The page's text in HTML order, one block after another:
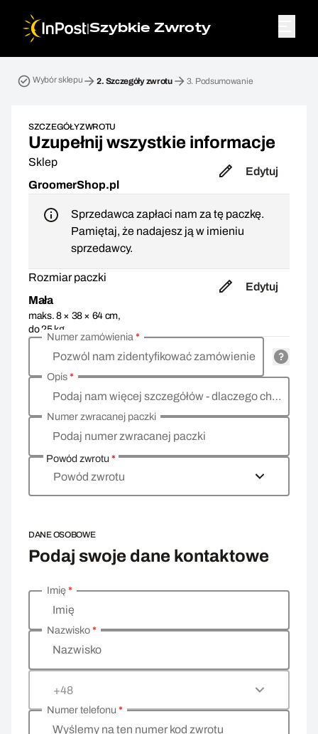
|Szybkie Zwroty
Wybór sklepu 2. Szczegóły zwrotu 3. Podsumowanie
SZCZEGÓŁY ZWROTU
Uzupełnij wszystkie informacje
Sklep
GroomerShop.pl
Edytuj
Sprzedawca zapłaci nam za tę paczkę.
Pamiętaj, że nadajesz ją w imieniu
sprzedawcy.
Rozmiar paczki
Mała
maks. 8 × 38 × 64 cm,
do 25 kg
Edytuj
Pozwól nam zidentyfikować zamówienie
Numer zamówienia*
Podaj nam więcej szczegółów - dlaczego chcesz zwrócić towar, co jest powodem?
Opis*
Podaj numer zwracanej paczki
Numer zwracanej paczki
Powód zwrotu*
Powód zwrotu
DANE OSOBOWE
Podaj swoje dane kontaktowe
Wprowadź swoje dane osobowe
Imię
Imię*
Nazwisko
Nazwisko*
+48
Wyślemy na ten numer kod zwrotu
Numer telefonu *